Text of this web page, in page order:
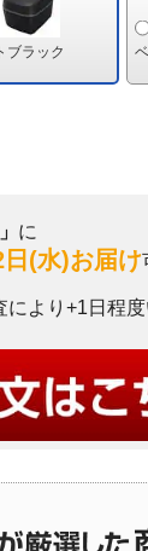
ブラック
に
(水)お届け
より+1日程